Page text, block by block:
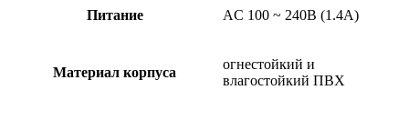
Питание AC 100 ~ 240В (1.4A)
Материал корпуса
огнестойкий и
влагостойкий ПВХ